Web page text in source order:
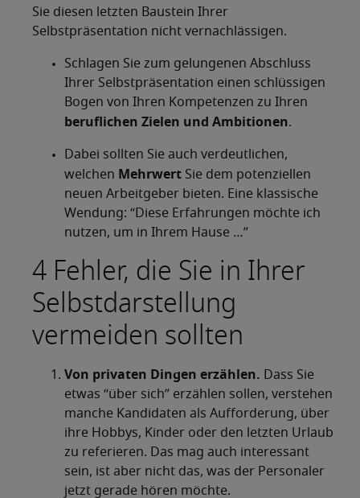
Sie diesen letzten Baustein Ihrer
Selbstpräsentation nicht vernachlässigen.
Schlagen Sie zum gelungenen Abschluss
Ihrer Selbstpräsentation einen schlüssigen
Bogen von Ihren Kompetenzen zu Ihren
beruflichen Zielen und Ambitionen.
Dabei sollten Sie auch verdeutlichen,
welchen Mehrwert Sie dem potenziellen
neuen Arbeitgeber bieten. Eine klassische
Wendung: “Diese Erfahrungen möchte ich
nutzen, um in Ihrem Hause …”
4 Fehler, die Sie in Ihrer
Selbstdarstellung
vermeiden sollten
Von privaten Dingen erzählen. Dass Sie
etwas “über sich” erzählen sollen, verstehen
manche Kandidaten als Aufforderung, über
ihre Hobbys, Kinder oder den letzten Urlaub
zu referieren. Das mag auch interessant
sein, ist aber nicht das, was der Personaler
jetzt gerade hören möchte.